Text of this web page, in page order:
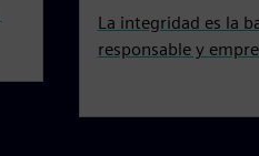
La integridad es la
responsable y